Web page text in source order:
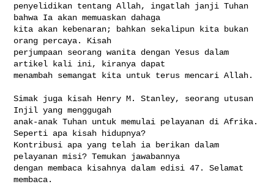
penyelidikan tentang Allah, ingatlah janji Tuhan
bahwa Ia akan memuaskan dahaga
kita akan kebenaran; bahkan sekalipun kita bukan
orang percaya. Kisah
perjumpaan seorang wanita dengan Yesus dalam
artikel kali ini, kiranya dapat
menambah semangat kita untuk terus mencari Allah.
Simak juga kisah Henry M. Stanley, seorang utusan
Injil yang menggugah
anak-anak Tuhan untuk memulai pelayanan di Afrika.
Seperti apa kisah hidupnya?
Kontribusi apa yang telah ia berikan dalam
pelayanan misi? Temukan jawabannya
dengan membaca kisahnya dalam edisi 47. Selamat
membaca.